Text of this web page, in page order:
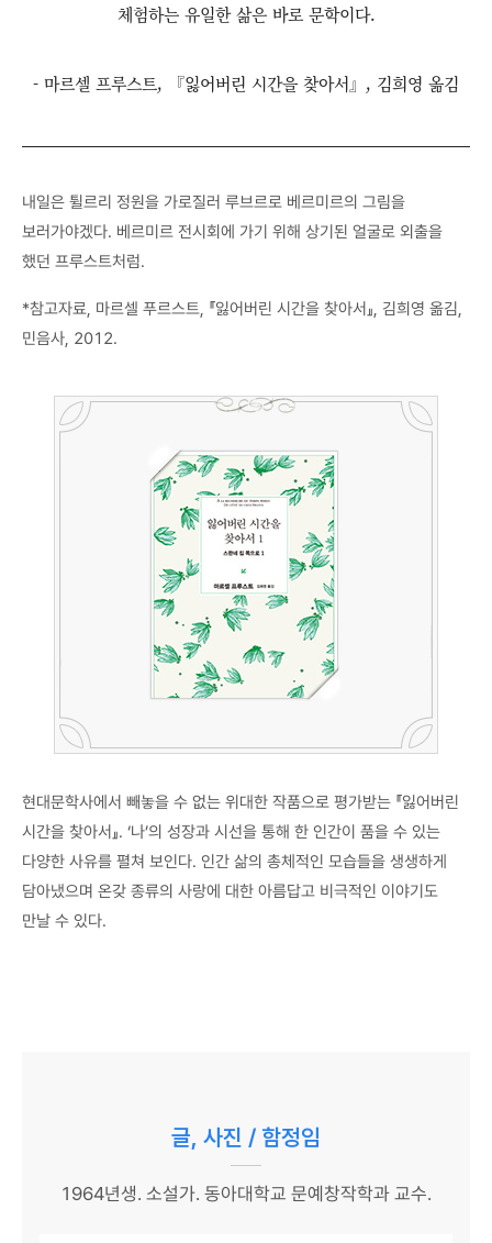
체험하는 유일한 삶은 바로 문학이다.
- 마르셀 프루스트, 『잃어버린 시간을 찾아서』, 김희영 옮김
내일은 튈르리 정원을 가로질러 루브르로 베르미르의 그림을
보러가야겠다. 베르미르 전시회에 가기 위해 상기된 얼굴로 외출을
했던 프루스트처럼.
*참고자료, 마르셀 푸르스트, 『잃어버린 시간을 찾아서』, 김희영 옮김,
민음사, 2012.
현대문학사에서 빼놓을 수 없는 위대한 작품으로 평가받는 『잃어버린
시간을 찾아서』. ‘나’의 성장과 시선을 통해 한 인간이 품을 수 있는
다양한 사유를 펼쳐 보인다. 인간 삶의 총체적인 모습들을 생생하게
담아냈으며 온갖 종류의 사랑에 대한 아름답고 비극적인 이야기도
만날 수 있다.
글, 사진 / 함정임
1964년생. 소설가. 동아대학교 문예창작학과 교수.